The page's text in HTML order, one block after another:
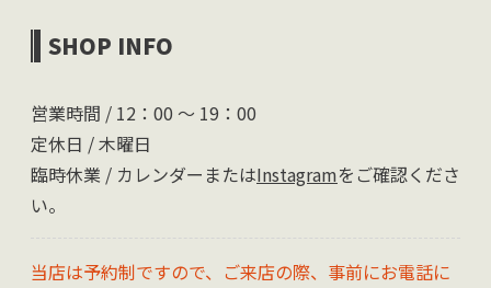
SHOP INFO
営業時間 / 12：00 〜 19：00
定休日 / 木曜日
臨時休業 / カレンダーまたはInstagramをご確認くださ
い。
当店は予約制ですので、ご来店の際、事前にお電話に